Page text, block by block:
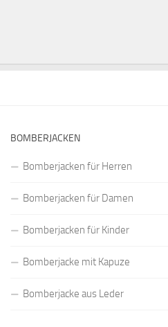
BOMBERJACKEN
Bomberjacken für Herren
Bomberjacken für Damen
Bomberjacken für Kinder
Bomberjacke mit Kapuze
Bomberjacke aus Leder